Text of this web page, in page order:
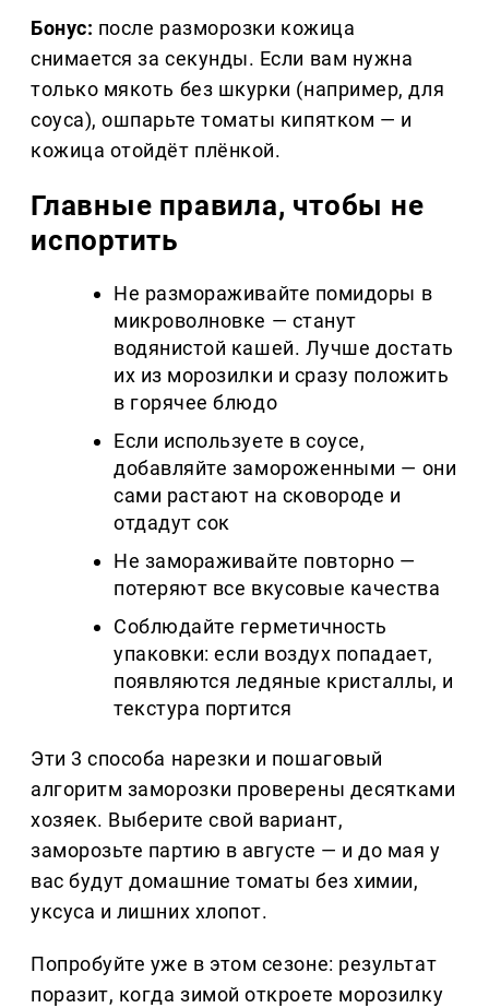
Бонус: после разморозки кожица
снимается за секунды. Если вам нужна
только мякоть без шкурки (например, для
соуса), ошпарьте томаты кипятком — и
кожица отойдёт плёнкой.
Главные правила, чтобы не
испортить
Не размораживайте помидоры в
микроволновке — станут
водянистой кашей. Лучше достать
их из морозилки и сразу положить
в горячее блюдо
Если используете в соусе,
добавляйте замороженными — они
сами растают на сковороде и
отдадут сок
Не замораживайте повторно —
потеряют все вкусовые качества
Соблюдайте герметичность
упаковки: если воздух попадает,
появляются ледяные кристаллы, и
текстура портится
Эти 3 способа нарезки и пошаговый
алгоритм заморозки проверены десятками
хозяек. Выберите свой вариант,
заморозьте партию в августе — и до мая у
вас будут домашние томаты без химии,
уксуса и лишних хлопот.
Попробуйте уже в этом сезоне: результат
поразит, когда зимой откроете морозилку